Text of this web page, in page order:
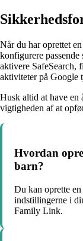
Når du har oprettet
konfigurere
aktivere SafeSearch,
aktiviteter på Google
Husk altid at have en
vigtigheden af at
Hvordan
barn?
Du kan oprette
indstillingerne i
Family Link.